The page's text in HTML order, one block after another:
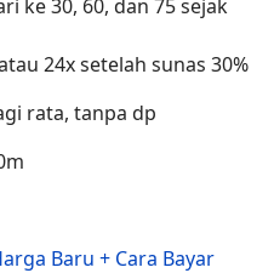
ke 30, 60, dan 75 sejak
24x setelah sunas 30%
rata, tanpa dp
Baru + Cara Bayar